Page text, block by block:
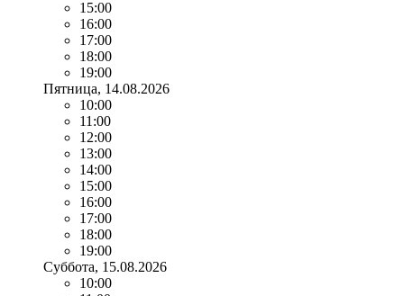
15:00
16:00
17:00
18:00
19:00
Пятница, 14.08.2026
10:00
11:00
12:00
13:00
14:00
15:00
16:00
17:00
18:00
19:00
Суббота, 15.08.2026
10:00